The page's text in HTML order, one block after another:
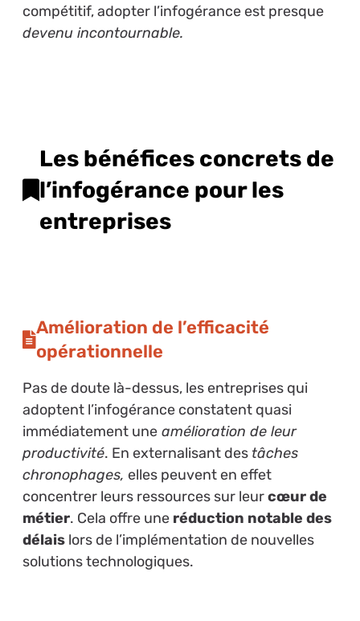
compétitif, adopter l’infogérance est presque
devenu incontournable.
Les bénéfices concrets de
l’infogérance pour les
entreprises
Amélioration de l’efficacité
opérationnelle
Pas de doute là-dessus, les entreprises qui
adoptent l’infogérance constatent quasi
immédiatement uneamélioration de leur
productivité. En externalisant des tâches
chronophages, elles peuvent en effet
concentrer leurs ressources sur leurcœur de
métier. Cela offre une réduction notable des
délaislors de l’implémentation de nouvelles
solutions technologiques.